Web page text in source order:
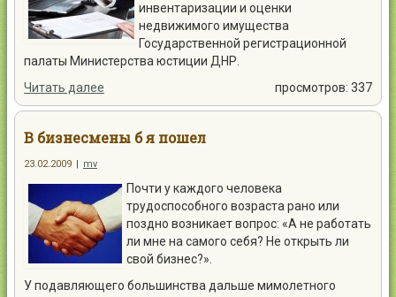
инвентаризации и оценки
недвижимого имущества
Государственной регистрационной
палаты Министерства юстиции ДНР.
Читать далее
просмотров: 337
В бизнесмены б я пошел
23.02.2009 | mv
Почти у каждого человека
трудоспособного возраста рано или
поздно возникает вопрос: «А не работать
ли мне на самого себя? Не открыть ли
свой бизнес?».
У подавляющего большинства дальше мимолетного